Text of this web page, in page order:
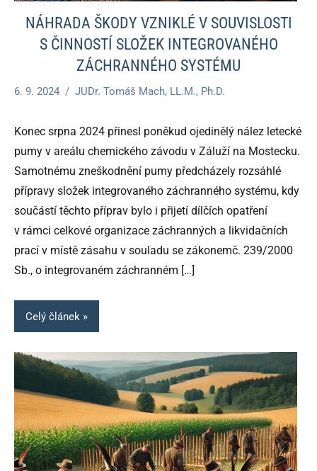
NÁHRADA ŠKODY VZNIKLÉ V SOUVISLOSTI
S ČINNOSTÍ SLOŽEK INTEGROVANÉHO
ZÁCHRANNÉHO SYSTÉMU
6. 9. 2024 JUDr. Tomáš Mach, LL.M., Ph.D.
Konec srpna 2024 přinesl poněkud ojedinělý nález letecké
pumy v areálu chemického závodu v Záluží na Mostecku.
Samotnému zneškodnění pumy předcházely rozsáhlé
přípravy složek integrovaného záchranného systému, kdy
součástí těchto příprav bylo i přijetí dílčích opatření
v rámci celkové organizace záchranných a likvidačních
prací v místě zásahu v souladu se zákonemč. 239/2000
Sb., o integrovaném záchranném […]
Celý článek